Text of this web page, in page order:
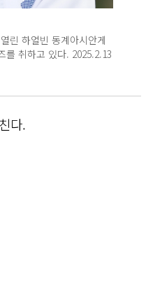
린 하얼빈 동계아시안게
를 취하고 있다. 2025.2.13
다.